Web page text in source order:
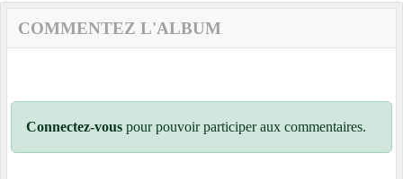
COMMENTEZ L'ALBUM
Connectez-vous pour pouvoir participer aux commentaires.